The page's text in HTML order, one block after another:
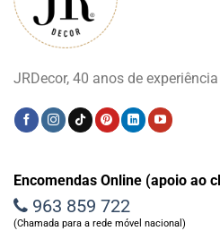
JRDecor, 40 anos de
Encomendas Online (apoio ao
963 859 722
(Chamada para a rede móvel nacional)